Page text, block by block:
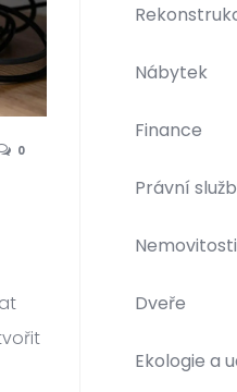
0
Nábytek
Finance
Právní
Dveře
Ekologie a